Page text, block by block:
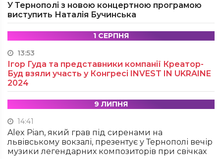
У Тернополі з новою концертною програмою
виступить Наталія Бучинська
1 СЕРПНЯ
13:53
Ігор Гуда та представники компанії Креатор-
Буд взяли участь у Конгресі INVEST IN UKRAINE
2024
9 ЛИПНЯ
14:41
Alex Pian, який грав під сиренами на
львівському вокзалі, презентує у Тернополі вечір
музики легендарних композиторів при свічках